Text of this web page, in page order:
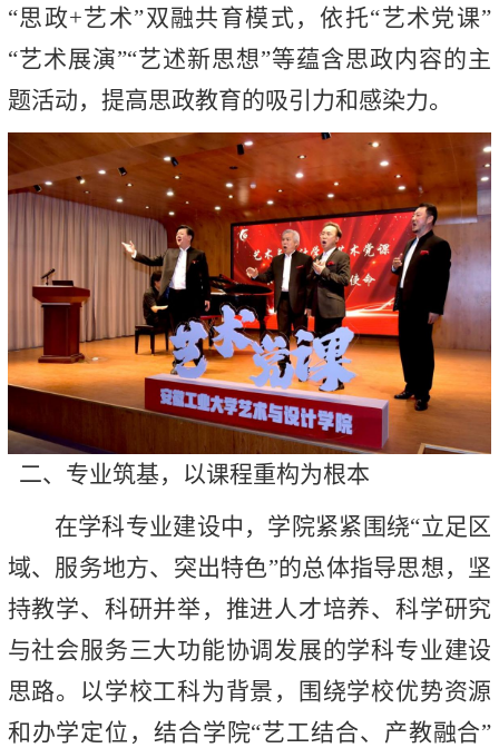
“思政+艺术”双融共育模式，依托“艺术党课”
“艺术展演”“艺述新思想”等蕴含思政内容的主
题活动，提高思政教育的吸引力和感染力。
二、专业筑基，以课程重构为根本
在学科专业建设中，学院紧紧围绕“立足区
域、服务地方、突出特色”的总体指导思想，坚
持教学、科研并举，推进人才培养、科学研究
与社会服务三大功能协调发展的学科专业建设
思路。以学校工科为背景，围绕学校优势资源
和办学定位，结合学院“艺工结合、产教融合”